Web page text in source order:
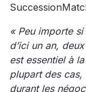
« Peu importe
d’ici un an,
est essentiel à
plupart des
durant les